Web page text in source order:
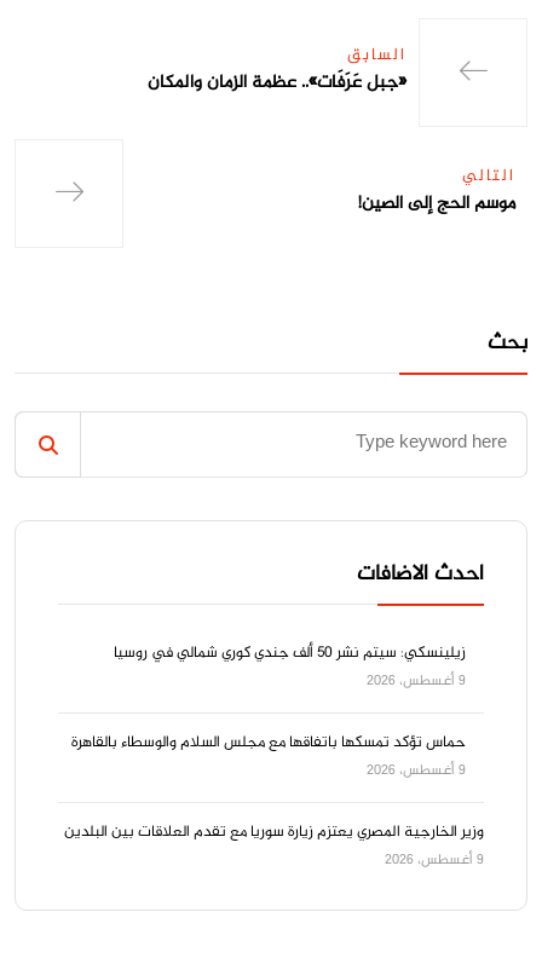
السابق
«جبل عَرَفَات».. عظمة الزمان والمكان
التالي
موسم الحج إلى الصين!
بحث
احدث الاضافات
زيلينسكي: سيتم نشر 50 ألف جندي كوري شمالي في روسيا
9 أغسطس، 2026
حماس تؤكد تمسكها باتفاقها مع مجلس السلام والوسطاء بالقاهرة
9 أغسطس، 2026
وزير الخارجية المصري يعتزم زيارة سوريا مع تقدم العلاقات بين البلدين
9 أغسطس، 2026